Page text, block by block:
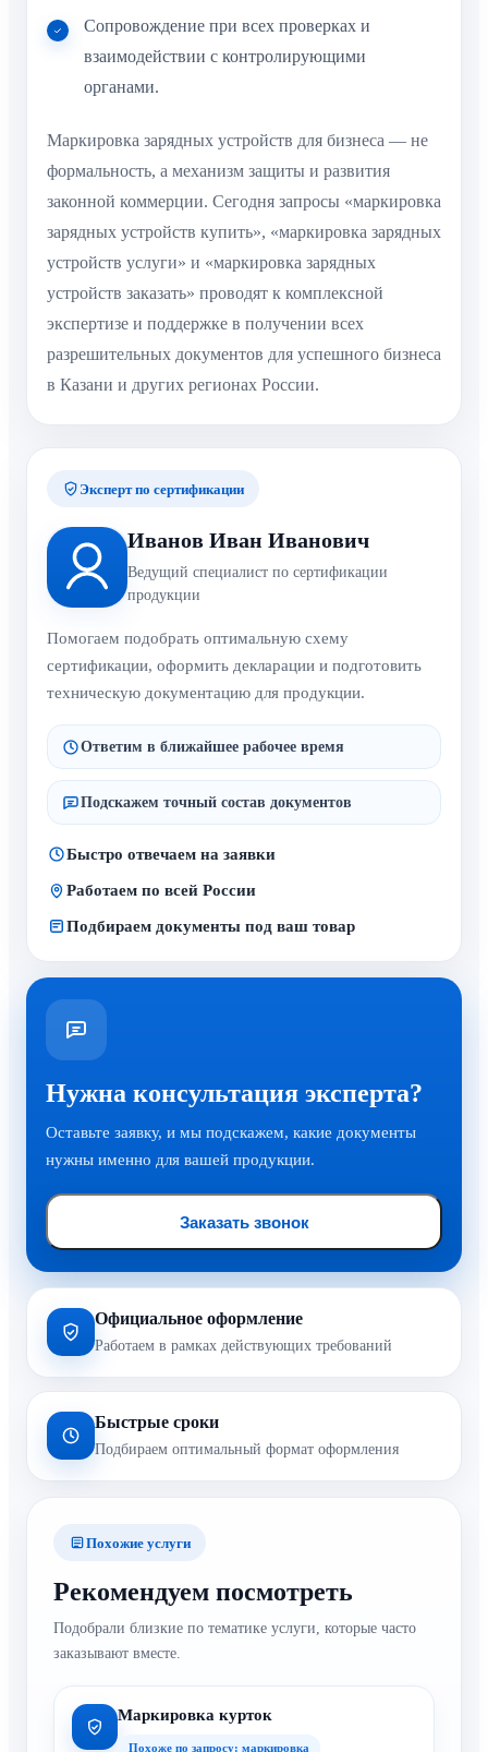
Сопровождение при всех проверках и
взаимодействии с контролирующими
органами.
Маркировка зарядных устройств для бизнеса — не
формальность, а механизм защиты и развития
законной коммерции. Сегодня запросы «маркировка
зарядных устройств купить», «маркировка зарядных
устройств услуги» и «маркировка зарядных
устройств заказать» проводят к комплексной
экспертизе и поддержке в получении всех
разрешительных документов для успешного бизнеса
в Казани и других регионах России.
Эксперт по сертификации
Иванов Иван Иванович
Ведущий специалист по сертификации
продукции
Помогаем подобрать оптимальную схему
сертификации, оформить декларации и подготовить
техническую документацию для продукции.
Ответим в ближайшее рабочее время
Подскажем точный состав документов
Быстро отвечаем на заявки
Работаем по всей России
Подбираем документы под ваш товар
Нужна консультация эксперта?
Оставьте заявку, и мы подскажем, какие документы
нужны именно для вашей продукции.
Заказать звонок
Официальное оформление
Работаем в рамках действующих требований
Быстрые сроки
Подбираем оптимальный формат оформления
Похожие услуги
Рекомендуем посмотреть
Подобрали близкие по тематике услуги, которые часто
заказывают вместе.
Маркировка курток
Похоже по запросу: маркировка